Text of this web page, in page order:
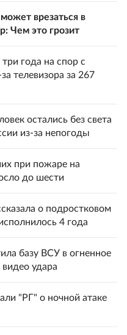
врезаться в
Чем это грозит
года на спор с
телевизора за 267
остались без света
из-за непогоды
при пожаре на
до шести
о подростковом
4 года
базу ВСУ в огненное
удара
"РГ" о ночной атаке